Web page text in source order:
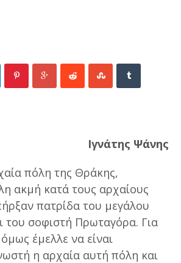
Ιγνάτης Ψάνης
πόλη της Θράκης,
ακμή κατά τους αρχαίους
πατρίδα του μεγάλου
του σοφιστή Πρωταγόρα. Για
έμελλε να είναι
η αρχαία αυτή πόλη και